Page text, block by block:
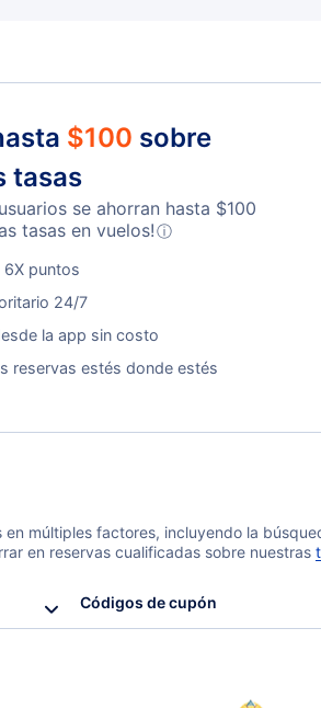
$100 sobre
tasas
se ahorran hasta $100
tasas en vuelos!ⓘ
6X puntos
24/7
la app sin costo
reservas estés donde estés
múltiples factores, incluyendo la
en reservas cualificadas sobre nuestras
Códigos de cupón